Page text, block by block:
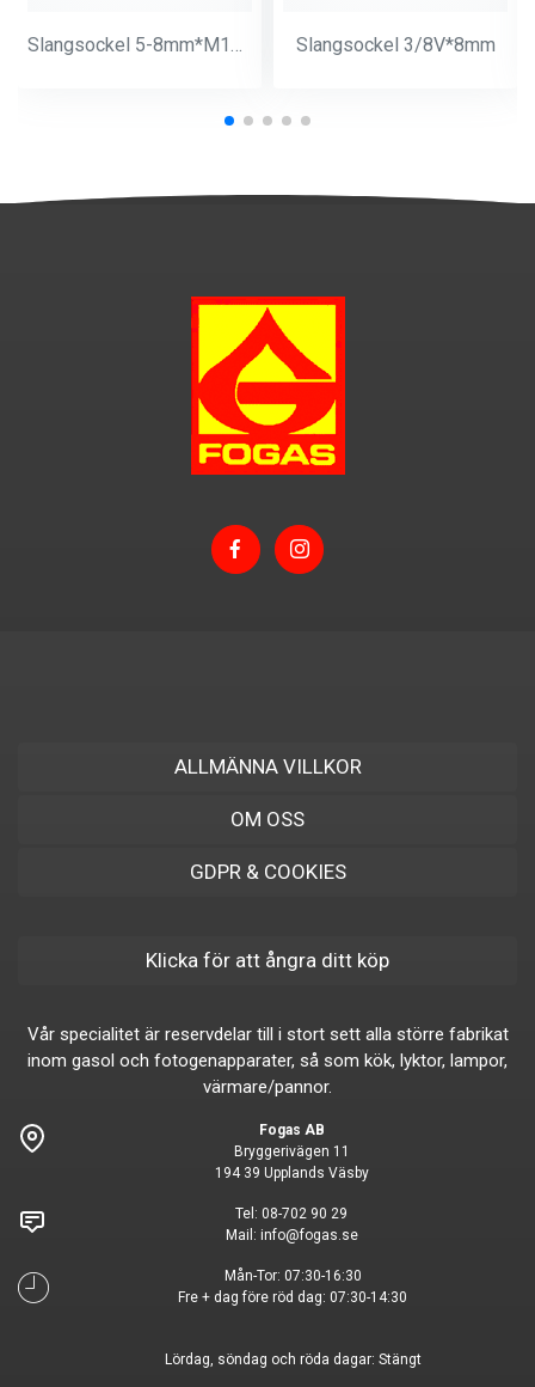
Slangsockel 5-8mm*M14*1 Slangsockel 3/8V*8mm
ALLMÄNNA VILLKOR
OM OSS
GDPR & COOKIES
Klicka för att ångra ditt köp
Vår specialitet är reservdelar till i stort sett alla större fabrikat
inom gasol och fotogenapparater, så som kök, lyktor, lampor,
värmare/pannor.
Fogas AB
Bryggerivägen 11
194 39 Upplands Väsby
Tel: 08-702 90 29
Mail: info@fogas.se
Mån-Tor: 07:30-16:30
Fre + dag före röd dag: 07:30-14:30
Lördag, söndag och röda dagar: Stängt